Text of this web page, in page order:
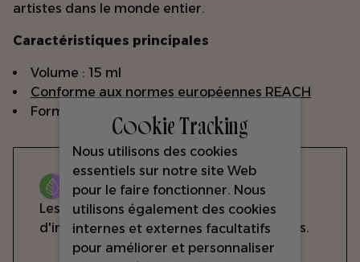
artistes dans le monde entier.
Caractéristiques principales
Volume : 15 ml
Conforme aux normes européennes REACH
Formule hybride
Hybride
Les pigments hybrides sont composés
d'ingrédients organiques et inorganiques.
Cookie Tracking
Nous utilisons des cookies
essentiels sur notre site Web
pour le faire fonctionner. Nous
utilisons également des cookies
internes et externes facultatifs
pour améliorer et personnaliser